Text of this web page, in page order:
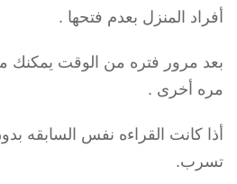
أفراد المنزل بعدم فتحها .
بعد مرور فتره من الوقت يمكنك
مره أخرى .
أذا كانت القراءه نفس السابقه
تسرب.